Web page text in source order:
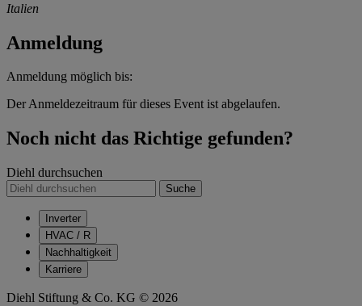
Italien
Anmeldung
Anmeldung möglich bis:
Der Anmeldezeitraum für dieses Event ist abgelaufen.
Noch nicht das Richtige gefunden?
Diehl durchsuchen
Suche
Inverter
HVAC / R
Nachhaltigkeit
Karriere
Diehl Stiftung & Co. KG © 2026